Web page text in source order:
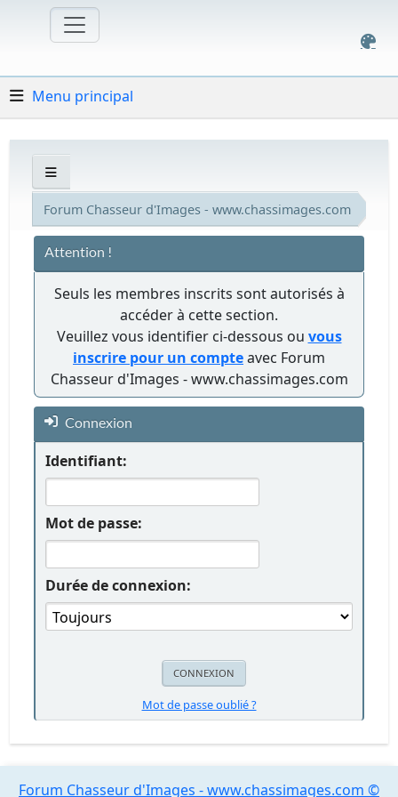
Menu principal
Forum Chasseur d'Images - www.chassimages.com
Attention !
Seuls les membres inscrits sont autorisés à
accéder à cette section.
Veuillez vous identifier ci-dessous ou vous
inscrire pour un compteavec Forum
Chasseur d'Images - www.chassimages.com
Connexion
Identifiant:
Mot de passe:
Durée de connexion:
Mot de passe oublié ?
Forum Chasseur d'Images - www.chassimages.com ©